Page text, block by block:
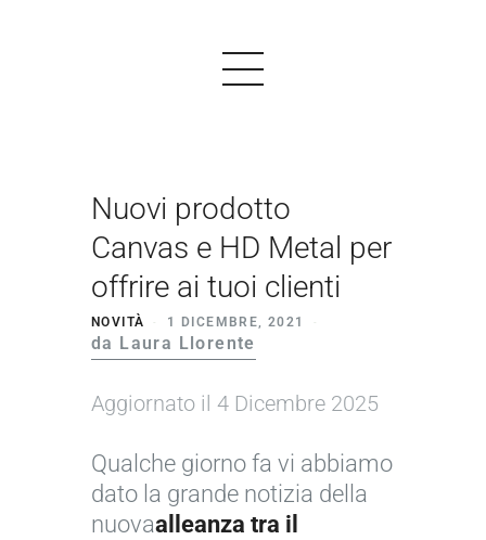
PRODOTTI
ESEMPI
PREZZI
LOGIN
INIZIARE GRATIS
Nuovi prodotto
Canvas e HD Metal per
offrire ai tuoi clienti
NOVITÀ 1 DICEMBRE, 2021
da Laura Llorente
Aggiornato il 4 Dicembre 2025
Qualche giorno fa vi abbiamo
dato la grande notizia della
nuovaalleanza tra il